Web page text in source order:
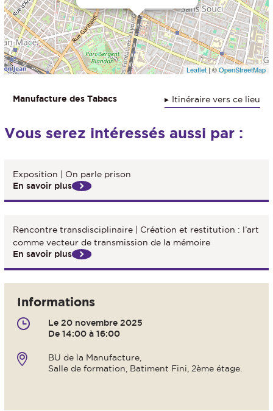
Leaflet| ©OpenStreetMap
Itinéraire vers ce lieu
Manufacture des Tabacs
Vous serez intéressés aussi par :
Exposition | On parle prison
En savoir plus
Rencontre transdisciplinaire | Création et restitution : l’art
comme vecteur de transmission de la mémoire
En savoir plus
Informations
Le 20 novembre 2025
De 14:00 à 16:00
BU de la Manufacture,
Salle de formation, Batiment Fini, 2ème étage.